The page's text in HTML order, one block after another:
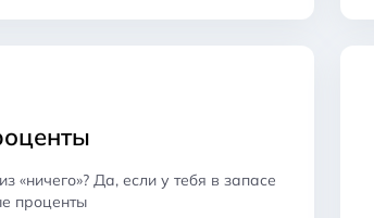
Да, если у тебя в запасе
проценты